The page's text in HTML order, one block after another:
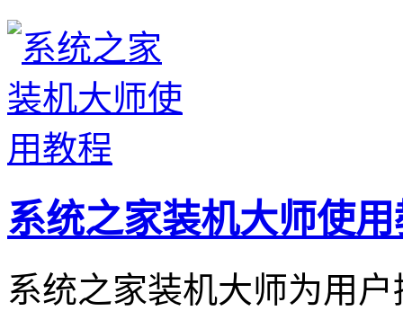
系统之家装机大师使
系统之家装机大师为用